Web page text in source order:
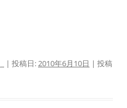
| 投稿日:2010年6月10日 | 投稿